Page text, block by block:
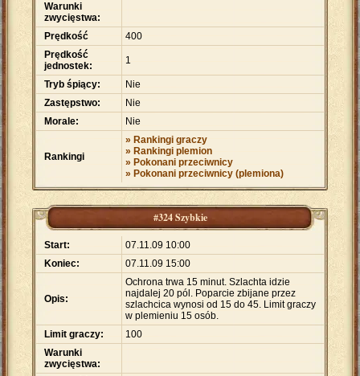
Warunki
zwycięstwa:
Prędkość
400
Prędkość
jednostek:
1
Tryb śpiący:
Nie
Zastępstwo:
Nie
Morale:
Nie
Rankingi
» Rankingi graczy
» Rankingi plemion
» Pokonani przeciwnicy
» Pokonani przeciwnicy (plemiona)
#324 Szybkie
Start:
07.11.09 10:00
Koniec:
07.11.09 15:00
Opis:
Ochrona trwa 15 minut. Szlachta idzie
najdalej 20 pól. Poparcie zbijane przez
szlachcica wynosi od 15 do 45. Limit graczy
w plemieniu 15 osób.
Limit graczy:
100
Warunki
zwycięstwa: